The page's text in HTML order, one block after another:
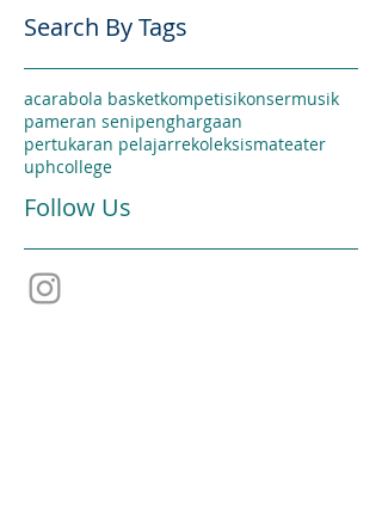
Search By Tags
acarabola basketkompetisikonsermusik
pameran senipenghargaan
pertukaran pelajarrekoleksismateater
uphcollege
Follow Us